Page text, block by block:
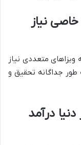
نیاز
متعددی نیاز
جداگانه تحقیق و
درآمد